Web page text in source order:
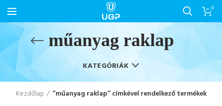
0
műanyag raklap
KATEGÓRIÁK
Kezdőlap “műanyag raklap” címkével rendelkező termékek